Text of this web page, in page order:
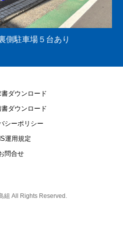
側駐車場５台あり
ダウンロード
ダウンロード
シーポリシー
運用規定
問合せ
組 All Rights Reserved.